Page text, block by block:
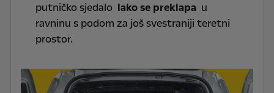
putničko sjedalo lako se preklapa u
ravninu s podom za još svestraniji teretni
prostor.